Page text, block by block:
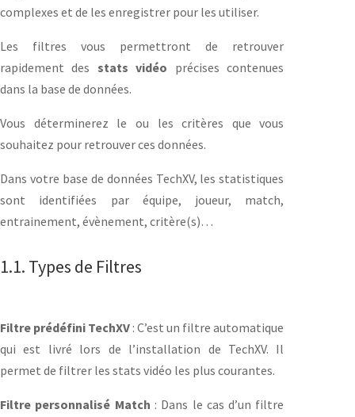
complexes et de les enregistrer pour les utiliser.
Les filtres vous permettront de retrouver
rapidement des stats vidéo précises contenues
dans la base de données.
Vous déterminerez le ou les critères que vous
souhaitez pour retrouver ces données.
Dans votre base de données TechXV, les statistiques
sont identifiées par équipe, joueur, match,
entrainement, évènement, critère(s)…
1.1. Types de Filtres
Filtre prédéfini TechXV : C’est un filtre automatique
qui est livré lors de l’installation de TechXV. Il
permet de filtrer les stats vidéo les plus courantes.
Filtre personnalisé Match : Dans le cas d’un filtre